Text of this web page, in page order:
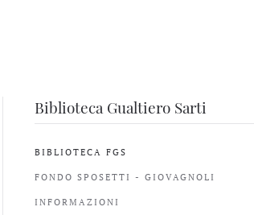
Biblioteca Gualtiero Sarti
BIBLIOTECA FGS
FONDO SPOSETTI - GIOVAGNOLI
INFORMAZIONI